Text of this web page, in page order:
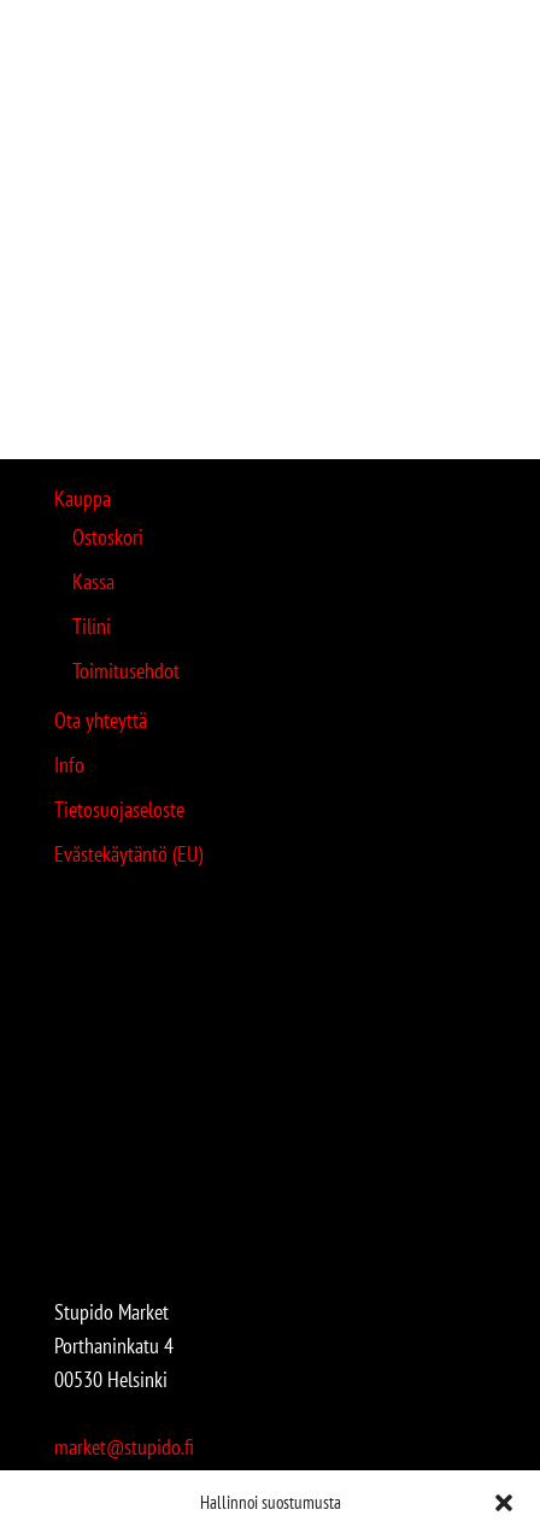
Hallinnoi suostumusta
Kauppa
Ostoskori
Kassa
Tilini
Toimitusehdot
Ota yhteyttä
Info
Tietosuojaseloste
Evästekäytäntö (EU)
Stupido Market
Porthaninkatu 4
00530 Helsinki
market@stupido.fi